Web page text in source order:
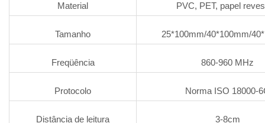
Material PVC, PET, papel
Tamanho 25*100mm/40*100mm/
Freqüência 860-960 MHz
Protocolo Norma ISO 18000-
Distância de leitura 3-8cm